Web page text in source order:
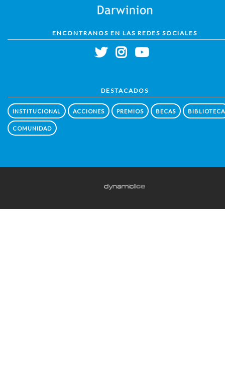
ENCONTRANOS EN LAS REDES SOCIALES
DESTACADOS
INSTITUCIONAL ACCIONES PREMIOS BECAS BIBLIOTECA
COMUNIDAD